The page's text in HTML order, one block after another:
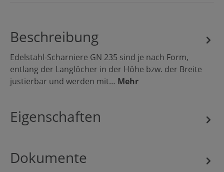
Beschreibung
Edelstahl-Scharniere GN 235 sind je nach Form,
entlang der Langlöcher in der Höhe bzw. der Breite
justierbar und werden mit… Mehr
Eigenschaften
Dokumente